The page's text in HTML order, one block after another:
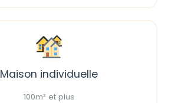
Maison individuelle
100m² et plus